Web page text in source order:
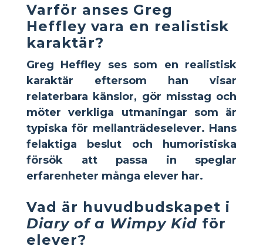
Varför anses Greg
Heffley vara en realistisk
karaktär?
Greg Heffley ses som en realistisk
karaktär eftersom han visar
relaterbara känslor, gör misstag och
möter verkliga utmaningar som är
typiska för mellanträdeselever. Hans
felaktiga beslut och humoristiska
försök att passa in speglar
erfarenheter många elever har.
Vad är huvudbudskapet i
Diary of a Wimpy Kid för
elever?